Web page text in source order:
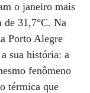
o janeiro mais
de 31,7°C. Na
Porto Alegre
sua história: a
fenômeno
térmica que